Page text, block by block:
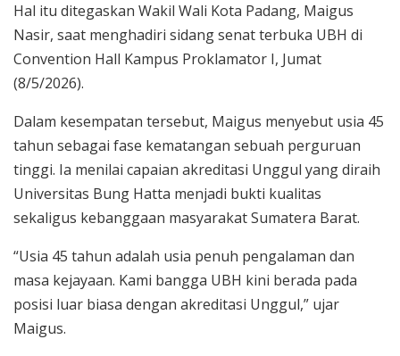
Hal itu ditegaskan Wakil Wali Kota Padang, Maigus
Nasir, saat menghadiri sidang senat terbuka UBH di
Convention Hall Kampus Proklamator I, Jumat
(8/5/2026).
Dalam kesempatan tersebut, Maigus menyebut usia 45
tahun sebagai fase kematangan sebuah perguruan
tinggi. Ia menilai capaian akreditasi Unggul yang diraih
Universitas Bung Hatta menjadi bukti kualitas
sekaligus kebanggaan masyarakat Sumatera Barat.
“Usia 45 tahun adalah usia penuh pengalaman dan
masa kejayaan. Kami bangga UBH kini berada pada
posisi luar biasa dengan akreditasi Unggul,” ujar
Maigus.